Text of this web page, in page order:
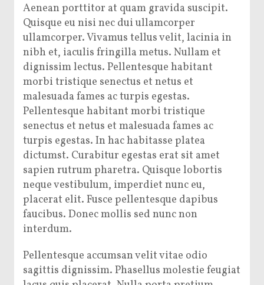
Aenean porttitor at quam gravida suscipit.
Quisque eu nisi nec dui ullamcorper
ullamcorper. Vivamus tellus velit, lacinia in
nibh et, iaculis fringilla metus. Nullam et
dignissim lectus. Pellentesque habitant
morbi tristique senectus et netus et
malesuada fames ac turpis egestas.
Pellentesque habitant morbi tristique
senectus et netus et malesuada fames ac
turpis egestas. In hac habitasse platea
dictumst. Curabitur egestas erat sit amet
sapien rutrum pharetra. Quisque lobortis
neque vestibulum, imperdiet nunc eu,
placerat elit. Fusce pellentesque dapibus
faucibus. Donec mollis sed nunc non
interdum.
Pellentesque accumsan velit vitae odio
sagittis dignissim. Phasellus molestie feugiat